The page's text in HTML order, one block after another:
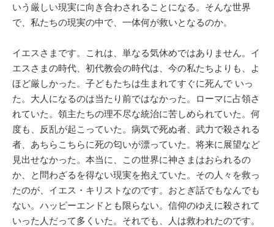
いう厳しい現実に向き合わされることになる。そんな世界
で、私たちの現実の中で、一体何が救いとなるのか。
イエスさまです。これは、単なる気休めではありません。イ
エスさまの時代、初代教会の時代は、今の私たちよりも、よ
ほど厳しかった。子どもたちは生まれてすぐに死んで いっ
た。大人になるのは当たり前ではなかった。ローマに占領さ
れていた。領主たちの理不尽な統治に苦しめられていた。何
度も、反乱が起こっていた。病気で死ぬ者、武力で殺される
者、あちらこちらに死の匂いが漂っていた。将来に展望など
見出せなかった。本当に、この世界に神さまはおられるの
か、と問わざるを得ない現実を抱えていた。その人々を救っ
たのが、イエス・キリストなのです。おとぎ話でもなんでも
ない。ハッピーエンドとも限らない。信仰のゆえに殺されて
いった人だって多くいた。それでも、人は救われたのです。